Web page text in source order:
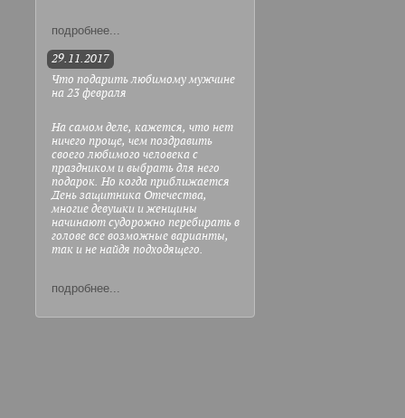
подробнее...
29.11.2017
Что подарить любимому мужчине
на 23 февраля
На самом деле, кажется, что нет
ничего проще, чем поздравить
своего любимого человека с
праздником и выбрать для него
подарок. Но когда приближается
День защитника Отечества,
многие девушки и женщины
начинают судорожно перебирать в
голове все возможные варианты,
так и не найдя подходящего.
подробнее...